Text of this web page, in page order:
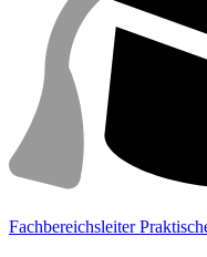
Fachbereichsleiter